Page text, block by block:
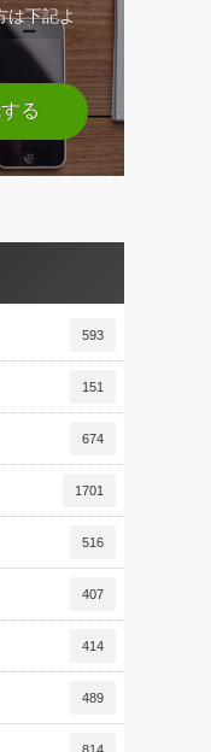
は下記よ
る
593
151
674
1701
516
407
414
489